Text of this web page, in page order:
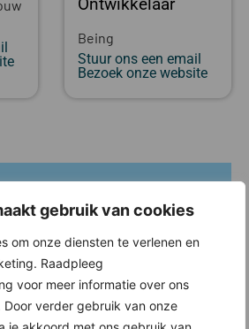
gebruik van cookies
om onze diensten te verlenen en
Raadpleeg
voor meer informatie over ons
verder gebruik van onze
Ontwikkelaar
Being
Stuur ons een email
Bezoek onze website